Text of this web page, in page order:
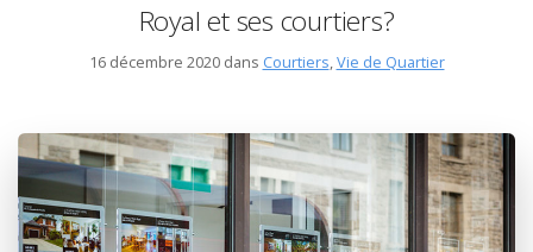
Royal et ses courtiers?
16 décembre 2020 dans Courtiers,Vie de Quartier